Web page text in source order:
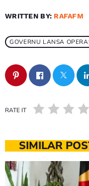
WRITTEN BY: RAFAFM
GOVERNU LANSA
RATE IT
SIMILAR